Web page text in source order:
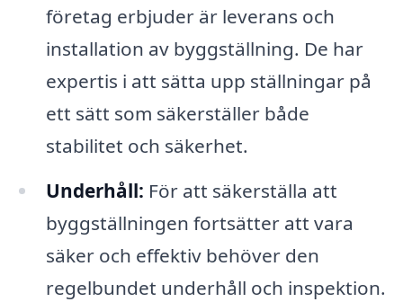
företag erbjuder är leverans och
installation av byggställning. De har
expertis i att sätta upp ställningar på
ett sätt som säkerställer både
stabilitet och säkerhet.
Underhåll: För att säkerställa att
byggställningen fortsätter att vara
säker och effektiv behöver den
regelbundet underhåll och inspektion.